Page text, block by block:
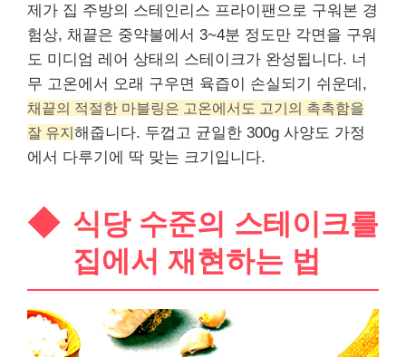
제가 집 주방의 스테인리스 프라이팬으로 구워본 경
험상, 채끝은 중약불에서 3~4분 정도만 각면을 구워
도 미디엄 레어 상태의 스테이크가 완성됩니다. 너
무 고온에서 오래 구우면 육즙이 손실되기 쉬운데,
채끝의 적절한 마블링은 고온에서도 고기의 촉촉함을
잘 유지해줍니다. 두껍고 균일한 300g 사양도 가정
에서 다루기에 딱 맞는 크기입니다.
식당 수준의 스테이크를
집에서 재현하는 법